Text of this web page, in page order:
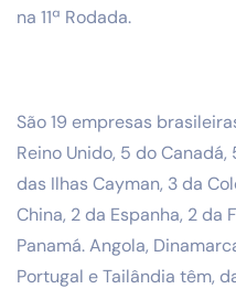
na 11ª Rodada.
São 19 empresas
Reino Unido, 5 do
das Ilhas Cayman, 3 da
China, 2 da Espanha, 2 da
Panamá. Angola,
Portugal e Tailândia têm,